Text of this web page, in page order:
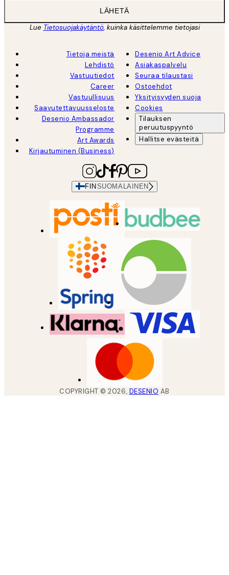
LÄHETÄ
Lue Tietosuojakäytäntö, kuinka käsittelemme tietojasi
Tietoja meistä
Lehdistö
Vastuutiedot
Career
Vastuullisuus
Saavutettavuusseloste
Desenio Ambassador
Programme
Art Awards
Kirjautuminen (Business)
Desenio Art Advice
Asiakaspalvelu
Seuraa tilaustasi
Ostoehdot
Yksityisyyden suoja
Cookies
Tilauksen
peruutuspyyntö
Hallitse evästeitä
FIN SUOMALAINEN
COPYRIGHT ©2026, DESENIO AB